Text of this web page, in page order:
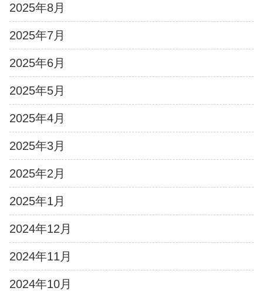
2025年8月
2025年7月
2025年6月
2025年5月
2025年4月
2025年3月
2025年2月
2025年1月
2024年12月
2024年11月
2024年10月